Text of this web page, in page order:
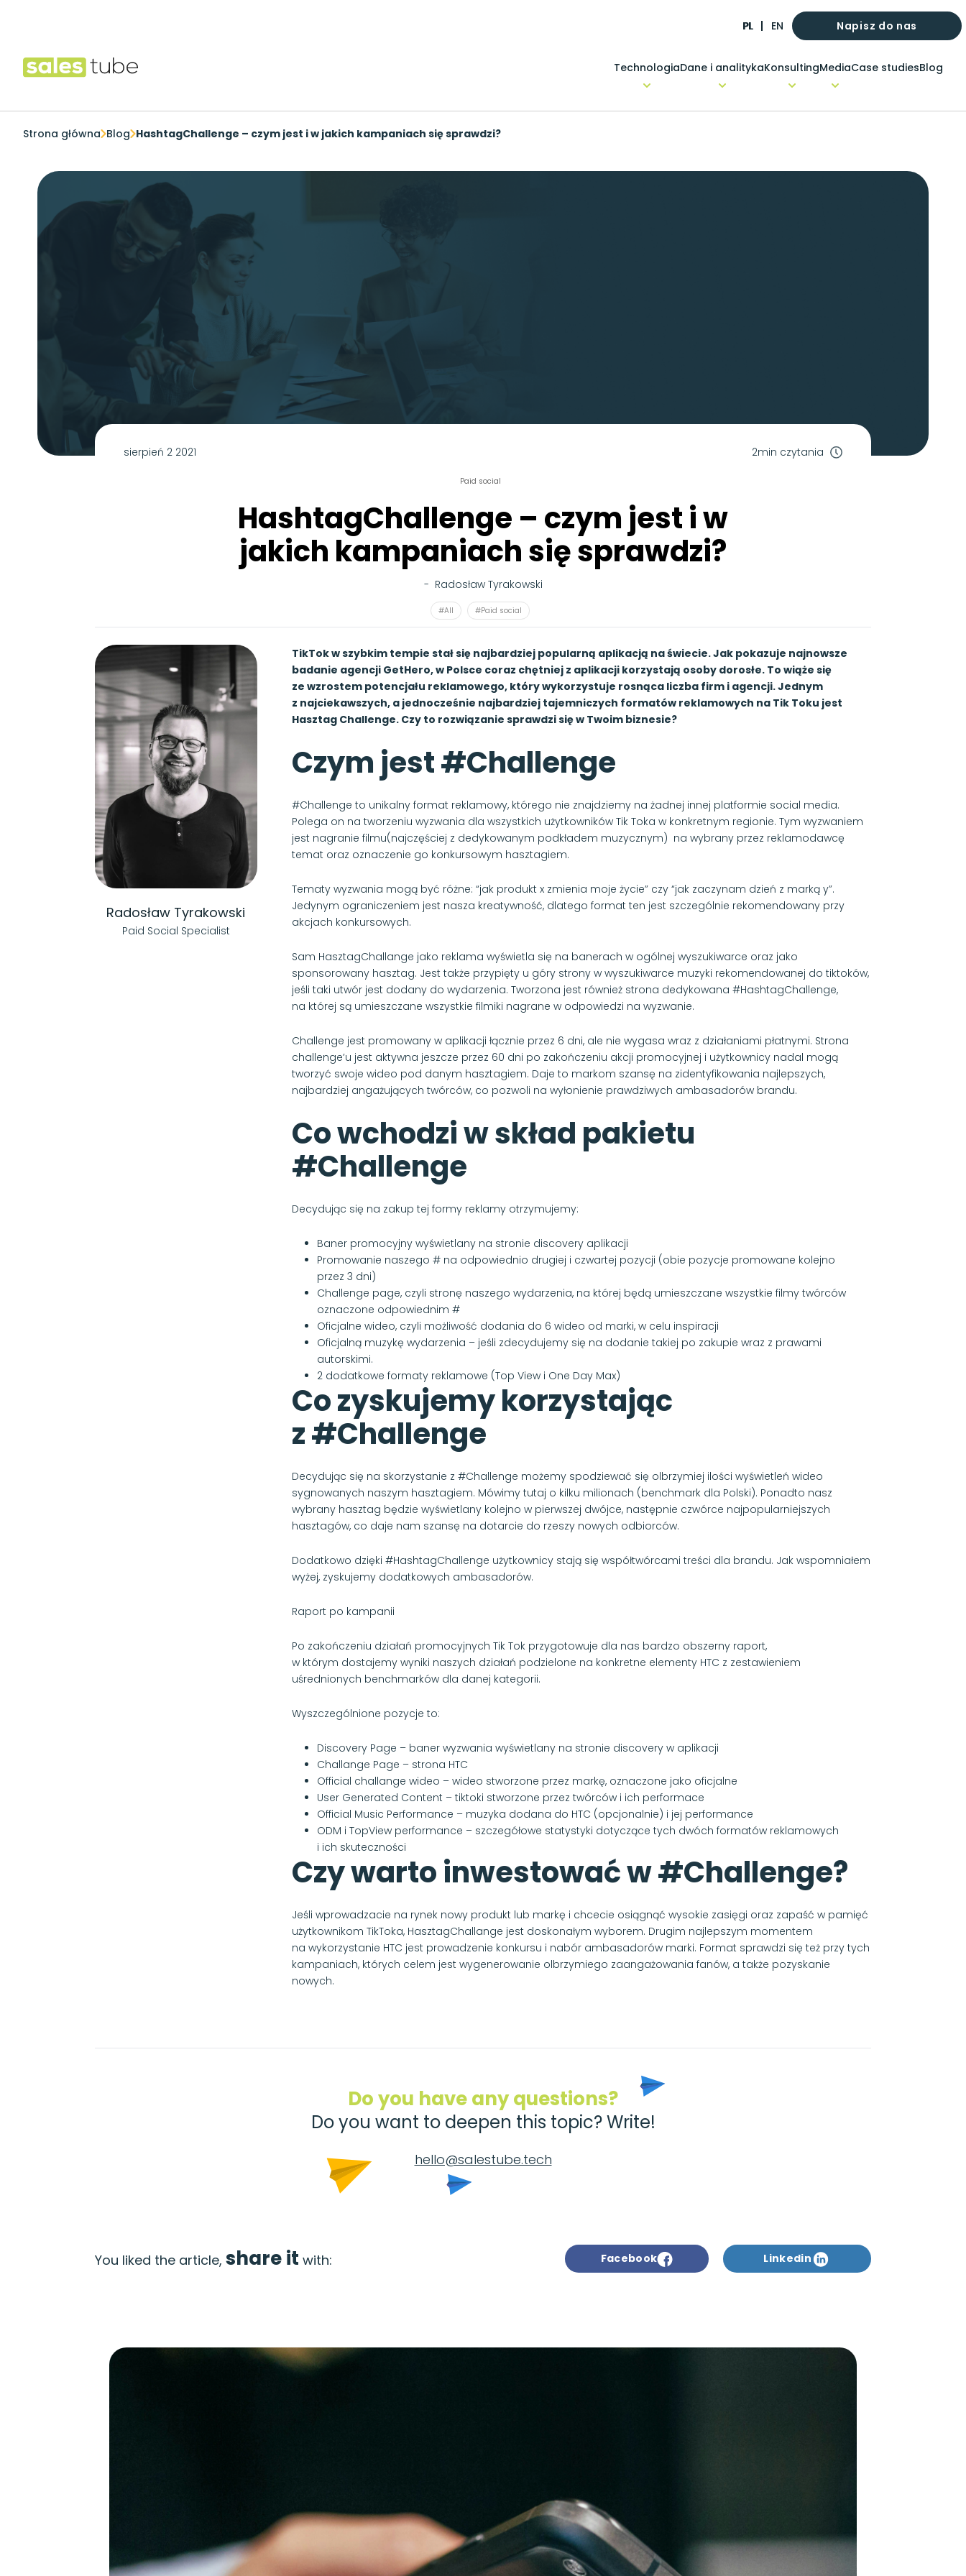
PL EN Napisz do nas
Salestube TechnologiaDane i analitykaKonsultingMediaCase studiesBlog
Strona główna Blog HashtagChallenge – czym jest i w jakich kampaniach się sprawdzi?
sierpień 2 2021 2min czytania
Paid social
HashtagChallenge – czym jest i w
jakich kampaniach się sprawdzi?
- Radosław Tyrakowski
#All #Paid social
Radosław Tyrakowski
Paid Social Specialist
TikTok w szybkim tempie stał się najbardziej popularną aplikacją na świecie. Jak pokazuje najnowsze
badanie agencji GetHero, w Polsce coraz chętniej z aplikacji korzystają osoby dorosłe. To wiąże się
ze wzrostem potencjału reklamowego, który wykorzystuje rosnąca liczba firm i agencji. Jednym
z najciekawszych, a jednocześnie najbardziej tajemniczych formatów reklamowych na Tik Toku jest
Hasztag Challenge. Czy to rozwiązanie sprawdzi się w Twoim biznesie?
Czym jest #Challenge
#Challenge to unikalny format reklamowy, którego nie znajdziemy na żadnej innej platformie social media.
Polega on na tworzeniu wyzwania dla wszystkich użytkowników Tik Toka w konkretnym regionie. Tym wyzwaniem
jest nagranie filmu(najczęściej z dedykowanym podkładem muzycznym) na wybrany przez reklamodawcę
temat oraz oznaczenie go konkursowym hasztagiem.
Tematy wyzwania mogą być różne: “jak produkt x zmienia moje życie” czy “jak zaczynam dzień z marką y”.
Jedynym ograniczeniem jest nasza kreatywność, dlatego format ten jest szczególnie rekomendowany przy
akcjach konkursowych.
Sam HasztagChallange jako reklama wyświetla się na banerach w ogólnej wyszukiwarce oraz jako
sponsorowany hasztag. Jest także przypięty u góry strony w wyszukiwarce muzyki rekomendowanej do tiktoków,
jeśli taki utwór jest dodany do wydarzenia. Tworzona jest również strona dedykowana #HashtagChallenge,
na której są umieszczane wszystkie filmiki nagrane w odpowiedzi na wyzwanie.
Challenge jest promowany w aplikacji łącznie przez 6 dni, ale nie wygasa wraz z działaniami płatnymi. Strona
challenge’u jest aktywna jeszcze przez 60 dni po zakończeniu akcji promocyjnej i użytkownicy nadal mogą
tworzyć swoje wideo pod danym hasztagiem. Daje to markom szansę na zidentyfikowania najlepszych,
najbardziej angażujących twórców, co pozwoli na wyłonienie prawdziwych ambasadorów brandu.
Co wchodzi w skład pakietu
#Challenge
Decydując się na zakup tej formy reklamy otrzymujemy:
Baner promocyjny wyświetlany na stronie discovery aplikacji
Promowanie naszego # na odpowiednio drugiej i czwartej pozycji (obie pozycje promowane kolejno
przez 3 dni)
Challenge page, czyli stronę naszego wydarzenia, na której będą umieszczane wszystkie filmy twórców
oznaczone odpowiednim #
Oficjalne wideo, czyli możliwość dodania do 6 wideo od marki, w celu inspiracji
Oficjalną muzykę wydarzenia – jeśli zdecydujemy się na dodanie takiej po zakupie wraz z prawami
autorskimi.
2 dodatkowe formaty reklamowe (Top View i One Day Max)
Co zyskujemy korzystając
z #Challenge
Decydując się na skorzystanie z #Challenge możemy spodziewać się olbrzymiej ilości wyświetleń wideo
sygnowanych naszym hasztagiem. Mówimy tutaj o kilku milionach (benchmark dla Polski). Ponadto nasz
wybrany hasztag będzie wyświetlany kolejno w pierwszej dwójce, następnie czwórce najpopularniejszych
hasztagów, co daje nam szansę na dotarcie do rzeszy nowych odbiorców.
Dodatkowo dzięki #HashtagChallenge użytkownicy stają się współtwórcami treści dla brandu. Jak wspomniałem
wyżej, zyskujemy dodatkowych ambasadorów.
Raport po kampanii
Po zakończeniu działań promocyjnych Tik Tok przygotowuje dla nas bardzo obszerny raport,
w którym dostajemy wyniki naszych działań podzielone na konkretne elementy HTC z zestawieniem
uśrednionych benchmarków dla danej kategorii.
Wyszczególnione pozycje to:
Discovery Page – baner wyzwania wyświetlany na stronie discovery w aplikacji
Challange Page – strona HTC
Official challange wideo – wideo stworzone przez markę, oznaczone jako oficjalne
User Generated Content – tiktoki stworzone przez twórców i ich performace
Official Music Performance – muzyka dodana do HTC (opcjonalnie) i jej performance
ODM i TopView performance – szczegółowe statystyki dotyczące tych dwóch formatów reklamowych
i ich skuteczności
Czy warto inwestować w #Challenge?
Jeśli wprowadzacie na rynek nowy produkt lub markę i chcecie osiągnąć wysokie zasięgi oraz zapaść w pamięć
użytkownikom TikToka, HasztagChallange jest doskonałym wyborem. Drugim najlepszym momentem
na wykorzystanie HTC jest prowadzenie konkursu i nabór ambasadorów marki. Format sprawdzi się też przy tych
kampaniach, których celem jest wygenerowanie olbrzymiego zaangażowania fanów, a także pozyskanie
nowych.
Do you have any questions?
Do you want to deepen this topic? Write!
hello@salestube.tech
You liked the article, share it with: Facebook Linkedin